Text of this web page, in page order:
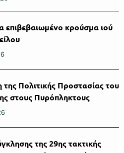
επιβεβαιωμένο κρούσμα ιού
της Πολιτικής Προστασίας του
στους Πυρόπληκτους
της 29ης τακτικής